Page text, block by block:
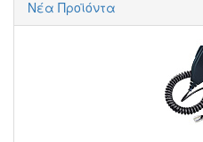
Νέα Προϊόντα